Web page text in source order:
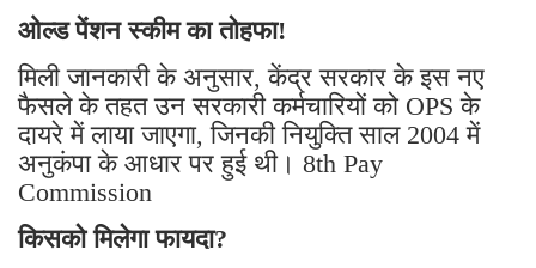
ओल्ड पेंशन स्कीम का तोहफा!
मिली जानकारी के अनुसार, केंद्र सरकार के इस नए
फैसले के तहत उन सरकारी कर्मचारियों को OPS के
दायरे में लाया जाएगा, जिनकी नियुक्ति साल 2004 में
अनुकंपा के आधार पर हुई थी। 8th Pay
Commission
किसको मिलेगा फायदा?